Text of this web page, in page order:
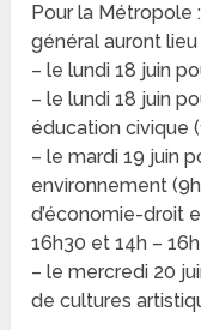
Pour la Métropole
général auront
– le lundi 18 juin
– le lundi 18 juin
éducation civique
– le mardi 19 juin
environnement
d’économie-droit
16h30 et 14h – 16h
– le mercredi 20
de cultures